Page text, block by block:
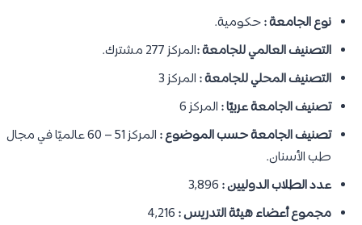
نوع الجامعة :حكومية.
التصنيف العالمي للجامعة :المركز 277 مشترك.
التصنيف المحلي للجامعة : المركز 3
تصنيف الجامعة عربيًا : المركز 6
تصنيف الجامعة حسب الموضوع :
المركز 51 – 60 عالميًا في مجال
طب الأسنان.
عدد الطلاب الدوليين :
مجموع أعضاء هيئة التدريس :